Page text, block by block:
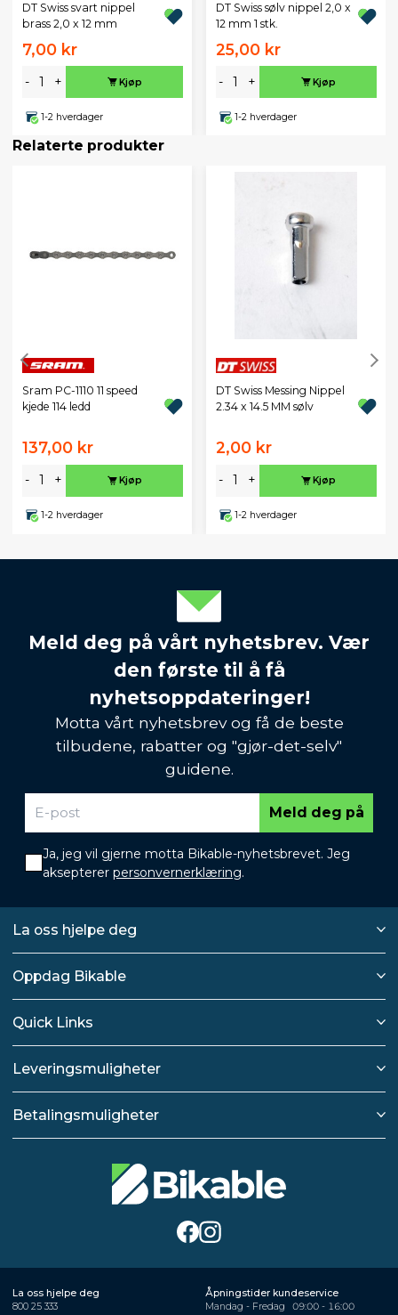
DT Swiss svart nippel
brass 2,0 x 12 mm
7,00 kr
- + Kjøp
1-2 hverdager
DT Swiss sølv nippel 2,0 x
12 mm 1 stk.
25,00 kr
- + Kjøp
1-2 hverdager
Relaterte produkter
Sram PC-1110 11 speed
kjede 114 ledd
137,00 kr
- + Kjøp
1-2 hverdager
DT Swiss Messing Nippel
2.34 x 14.5 MM sølv
2,00 kr
- + Kjøp
1-2 hverdager
Meld deg på vårt nyhetsbrev. Vær
den første til å få
nyhetsoppdateringer!
Motta vårt nyhetsbrev og få de beste
tilbudene, rabatter og "gjør-det-selv"
guidene.
Meld deg på
Ja, jeg vil gjerne motta Bikable-nyhetsbrevet. Jeg
aksepterer personvernerklæring.
La oss hjelpe deg
Oppdag Bikable
Quick Links
Leveringsmuligheter
Betalingsmuligheter
La oss hjelpe deg
800 25 333
Åpningstider kundeservice
Mandag - Fredag
09:00 - 16:00